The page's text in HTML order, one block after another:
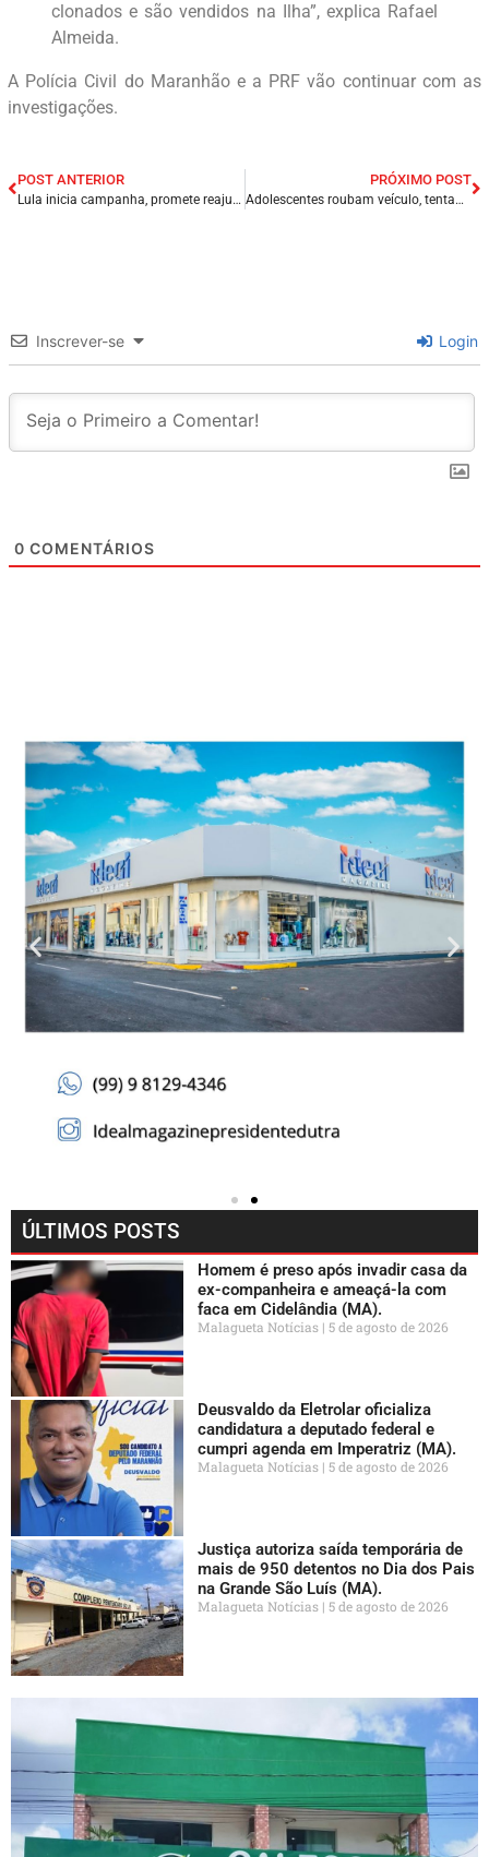
clonados e são vendidos na Ilha”, explica Rafael
Almeida.
A Polícia Civil do Maranhão e a PRF vão continuar com as
investigações.
POST ANTERIOR
Lula inicia campanha, promete reajuste na tabela do IR e manutenção do Auxílio Brasil a R$ 600: ‘Primeira medida que vou tomar’.
PRÓXIMO POST
Adolescentes roubam veículo, tentam fugir, mas são apreendidos, em João Pessoa/PB.
Inscrever-se Login
0 COMENTÁRIOS
ÚLTIMOS POSTS
Homem é preso após invadir casa da
ex-companheira e ameaçá-la com
faca em Cidelândia (MA).
Malagueta Notícias 5 de agosto de 2026
Deusvaldo da Eletrolar oficializa
candidatura a deputado federal e
cumpri agenda em Imperatriz (MA).
Malagueta Notícias 5 de agosto de 2026
Justiça autoriza saída temporária de
mais de 950 detentos no Dia dos Pais
na Grande São Luís (MA).
Malagueta Notícias 5 de agosto de 2026